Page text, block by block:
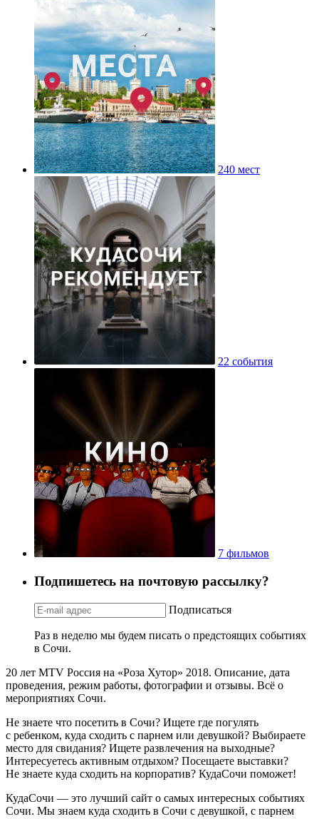
240 мест
22 события
7 фильмов
Подпишетесь на почтовую рассылку?
Подписаться
Раз в неделю мы будем писать о предстоящих событиях
в Сочи.
20 лет MTV Россия на «Роза Хутор» 2018. Описание, дата
проведения, режим работы, фотографии и отзывы. Всё о
мероприятиях Сочи.
Не знаете что посетить в Сочи? Ищете где погулять
с ребенком, куда сходить с парнем или девушкой? Выбираете
место для свидания? Ищете развлечения на выходные?
Интересуетесь активным отдыхом? Посещаете выставки?
Не знаете куда сходить на корпоратив? КудаСочи поможет!
КудаСочи — это лучший сайт о самых интересных событиях
Сочи. Мы знаем куда сходить в Сочи с девушкой, с парнем